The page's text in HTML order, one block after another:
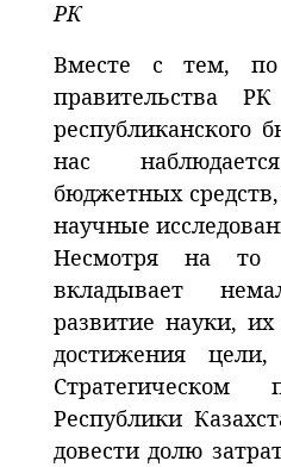
РК
Вместе с тем,
правительства
республиканского
нас
бюджетных
научные
Несмотря на то
вкладывает
развитие науки, их
достижения
Стратегическом
Республики
довести долю